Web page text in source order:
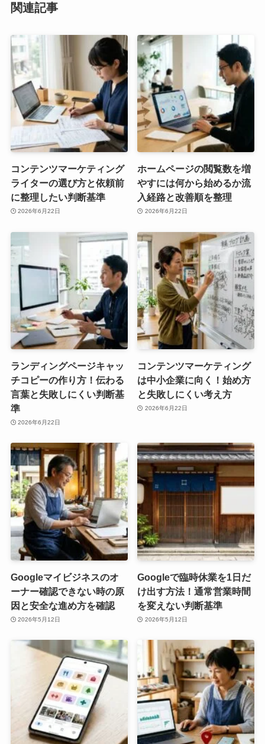
関連記事
コンテンツマーケティング
ライターの選び方と依頼前
に整理したい判断基準
2026年6月22日
ホームページの閲覧数を増
やすには何から始めるか流
入経路と改善順を整理
2026年6月22日
ランディングページキャッ
チコピーの作り方！伝わる
言葉と失敗しにくい判断基
準
2026年6月22日
コンテンツマーケティング
は中小企業に向く！始め方
と失敗しにくい考え方
2026年6月22日
Googleマイビジネスのオ
ーナー確認できない時の原
因と安全な進め方を確認
2026年5月12日
Googleで臨時休業を1日だ
け出す方法！通常営業時間
を変えない判断基準
2026年5月12日